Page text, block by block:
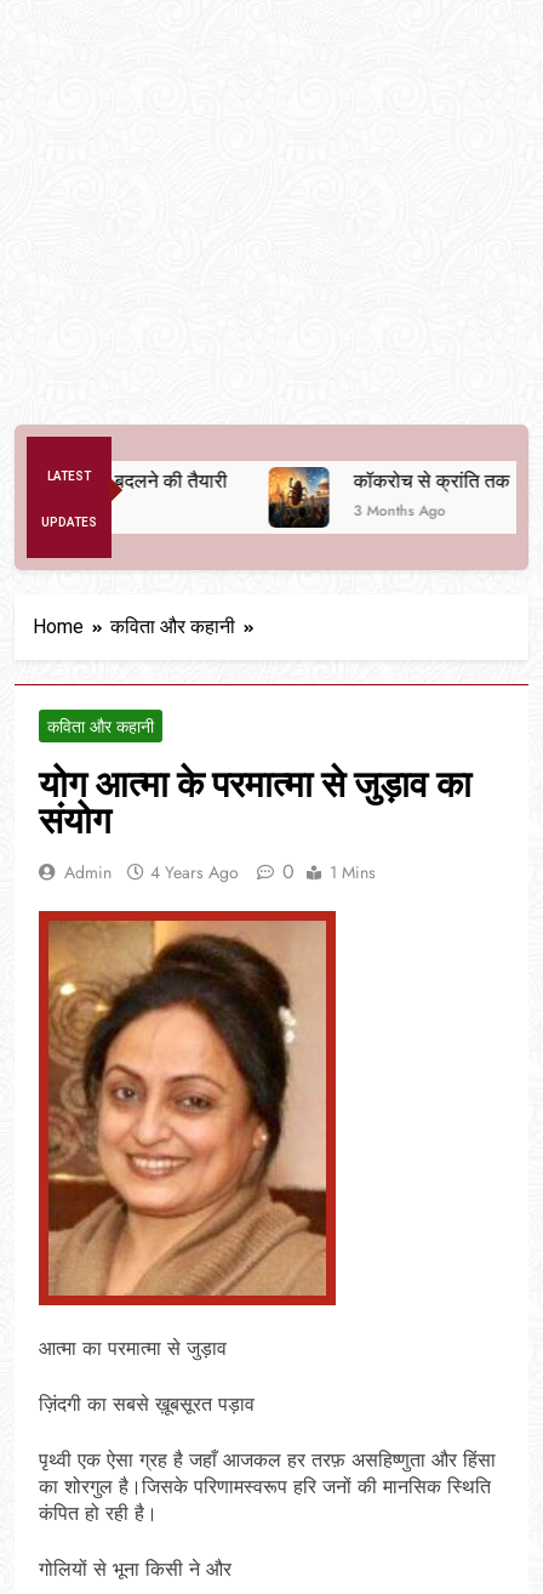
LATEST
UPDATES
बदलने की तैयारी कॉकरोच से क्रांति तक
3 Months Ago
Home कविता और कहानी
कविता और कहानी
योग आत्मा के परमात्मा से जुड़ाव का
संयोग
Admin 4 Years Ago 0 1 Mins
आत्मा का परमात्मा से जुड़ाव
ज़िंदगी का सबसे ख़ूबसूरत पड़ाव
पृथ्वी एक ऐसा ग्रह है जहाँ आजकल हर तरफ़ असहिष्णुता और हिंसा
का शोरगुल है।जिसके परिणामस्वरूप हरि जनों की मानसिक स्थिति
कंपित हो रही है।
गोलियों से भूना किसी ने और